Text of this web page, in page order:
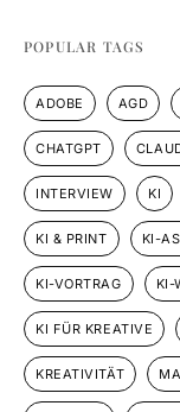
POPULAR TAGS
ADOBE AGD
CHATGPT
INTERVIEW KI
KI & PRINT KI-
KI-VORTRAG KI-
KI FÜR KREATIVE
KREATIVITÄT